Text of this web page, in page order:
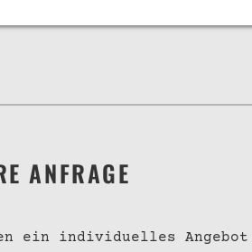
ANFRAGE
ein individuelles